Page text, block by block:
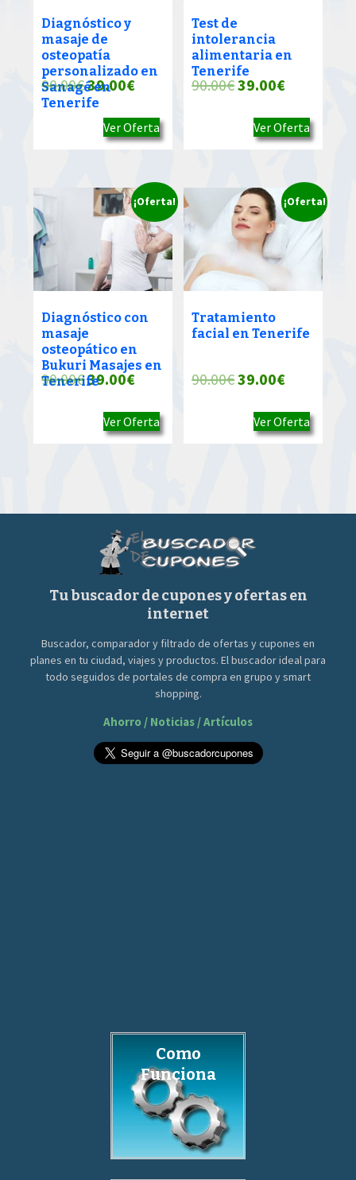
Diagnóstico y
masaje de
osteopatía
personalizado en
Sanagé en
Tenerife
90.00€El
precio
original
era:
39.00€El
actual
es:
39.00€.
Ver Oferta
Test de
intolerancia
alimentaria en
Tenerife
90.00€El
original
era:
39.00€El
actual
es:
39.00€.
Ver Oferta
¡Oferta!
Diagnóstico con
masaje
osteopático en
Bukuri Masajes en
Tenerife
90.00€El
original
era:
39.00€El
actual
es:
Ver Oferta
¡Oferta!
Tratamiento
facial en Tenerife
90.00€El
original
era:
39.00€El
actual
es:
Ver Oferta
Tu buscador de cupones y ofertas en
internet
Buscador, comparador y filtrado de ofertas y cupones en
planes en tu ciudad, viajes y productos. El buscador ideal para
todo seguidos de portales de compra en grupo y smart
shopping.
Ahorro / Noticias / Artículos
Como
Funciona